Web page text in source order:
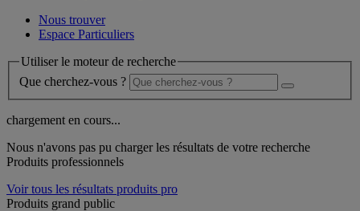
Nous trouver
Espace Particuliers
Utiliser le moteur de recherche
Que cherchez-vous ?
chargement en cours...
Nous n'avons pas pu charger les résultats de votre recherche
Produits professionnels
Voir tous les résultats produits pro
Produits grand public